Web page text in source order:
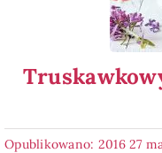
Opublikowano: 2016 27